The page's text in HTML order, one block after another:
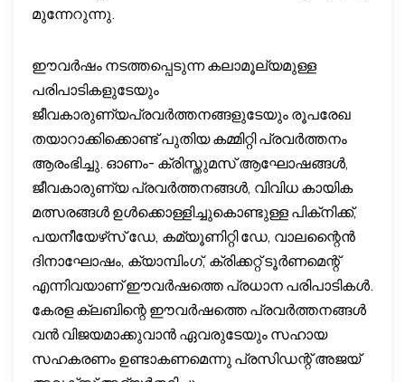
മുന്നേറുന്നു.
ഈവര്‍ഷം നടത്തപ്പെടുന്ന കലാമൂല്യമുള്ള
പരിപാടികളുടേയും
ജീവകാരുണ്യപ്രവര്‍ത്തനങ്ങളുടേയും രൂപരേഖ
തയാറാക്കിക്കൊണ്ട് പുതിയ കമ്മിറ്റി പ്രവര്‍ത്തനം
ആരംഭിച്ചു. ഓണം- ക്രിസ്തുമസ് ആഘോഷങ്ങള്‍,
ജീവകാരുണ്യ പ്രവര്‍ത്തനങ്ങള്‍, വിവിധ കായിക
മത്സരങ്ങള്‍ ഉള്‍ക്കൊള്ളിച്ചുകൊണ്ടുള്ള പിക്‌നിക്ക്,
പയനീയേഴ്‌സ് ഡേ, കമ്യൂണിറ്റി ഡേ, വാലന്റൈന്‍
ദിനാഘോഷം, ക്യാമ്പിംഗ്, ക്രിക്കറ്റ് ടൂര്‍ണമെന്റ്
എന്നിവയാണ് ഈവര്‍ഷത്തെ പ്രധാന പരിപാടികള്‍.
കേരള ക്ലബിന്റെ ഈവര്‍ഷത്തെ പ്രവര്‍ത്തനങ്ങള്‍
വന്‍ വിജയമാക്കുവാന്‍ ഏവരുടേയും സഹായ
സഹകരണം ഉണ്ടാകണമെന്നു പ്രസിഡന്റ് അജയ്